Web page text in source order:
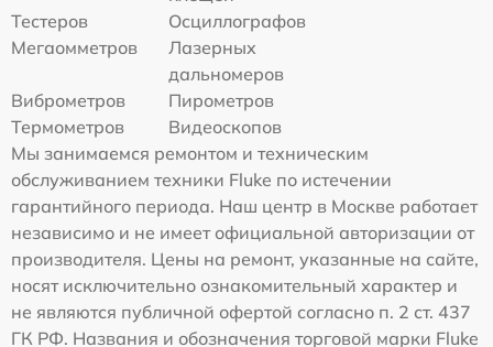
Тестеров
Осциллографов
Мегаомметров
Лазерных
дальномеров
Виброметров
Пирометров
Термометров
Видеоскопов
Мы занимаемся ремонтом и техническим
обслуживанием техники Fluke по истечении
гарантийного периода. Наш центр в Москве работает
независимо и не имеет официальной авторизации от
производителя. Цены на ремонт, указанные на сайте,
носят исключительно ознакомительный характер и
не являются публичной офертой согласно п. 2 ст. 437
ГК РФ. Названия и обозначения торговой марки Fluke